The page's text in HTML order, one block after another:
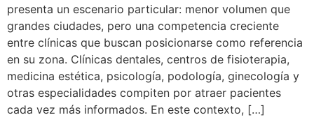
presenta un escenario particular: menor volumen que
grandes ciudades, pero una competencia creciente
entre clínicas que buscan posicionarse como referencia
en su zona. Clínicas dentales, centros de fisioterapia,
medicina estética, psicología, podología, ginecología y
otras especialidades compiten por atraer pacientes
cada vez más informados. En este contexto, […]